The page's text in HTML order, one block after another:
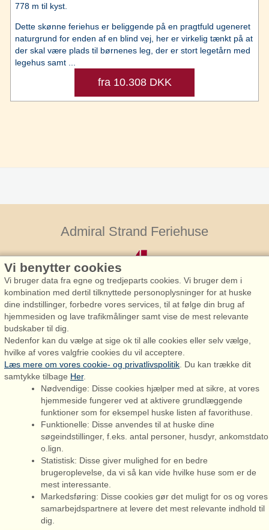
778 m til kyst.
Dette skønne feriehus er beliggende på en pragtfuld ugeneret
naturgrund for enden af en blind vej, her er virkelig tænkt på at
der skal være plads til børnenes leg, der er stort legetårn med
legehus samt ...
fra 10.308 DKK
Admiral Strand Feriehuse
Houstrupvej 170, Lønne
6830 Nørre Nebel
booking@admiralstrand.com
+45 70 60 87 78
Admiral Strand Feriehuse ApS | CVR 27 23 39 10 |
Du er her: Hønsinge Lyng, Nordvestsjælland, Sommerhus 65363,
Vi benytter cookies
Vi bruger data fra egne og tredjeparts cookies. Vi bruger dem i
kombination med dertil tilknyttede personoplysninger for at huske
dine indstillinger, forbedre vores services, til at følge din brug af
hjemmesiden og lave trafikmålinger samt vise de mest relevante
budskaber til dig.
Nedenfor kan du vælge at sige ok til alle cookies eller selv vælge,
hvilke af vores valgfrie cookies du vil acceptere.
Læs mere om vores cookie- og privatlivspolitik . Du kan trække dit
samtykke tilbage Her.
Nødvendige: Disse cookies hjælper med at sikre, at vores
hjemmeside fungerer ved at aktivere grundlæggende
funktioner som for eksempel huske listen af favorithuse.
Funktionelle: Disse anvendes til at huske dine
søgeindstillinger, f.eks. antal personer, husdyr, ankomstdato
o.lign.
Statistisk: Disse giver mulighed for en bedre
brugeroplevelse, da vi så kan vide hvilke huse som er de
mest interessante.
Markedsføring: Disse cookies gør det muligt for os og vores
samarbejdspartnere at levere det mest relevante indhold til
dig.